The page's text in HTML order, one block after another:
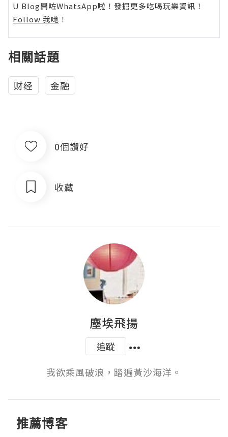
U Blog開咗WhatsApp啦！發掘更多吃喝玩樂資訊！
Follow 我哋 ！
相關話題
财经 金融
0個讚好
收藏
塵埃飛揚
追蹤
我欲乘風破浪，踏遍黃沙海洋。
推薦博客